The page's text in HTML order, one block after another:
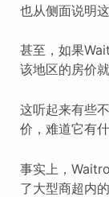
也从侧面说明
甚至，如果
该地区的房价
这听起来有些
价，难道它有
事实上，
了大型商超内